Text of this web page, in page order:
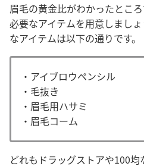
眉毛の黄金比がわかったとこ
必要なアイテムを用意しまし
なアイテムは以下の通りです。
・アイブロウペンシル
・ 毛抜き
・眉毛用ハサミ
・眉毛コーム
どれもドラッグストアや100